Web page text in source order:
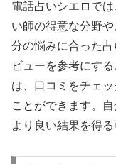
電話占いシエロで
い師の得意な分野
分の悩みに合った
ビューを参考にす
は、口コミをチェ
ことができます。
より良い結果を得る